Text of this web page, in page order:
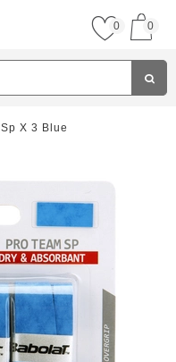
0 0
X 3 Blue